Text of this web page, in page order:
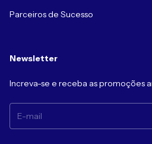
Parceiros de Sucesso
Newsletter
Increva-se e receba as promoções